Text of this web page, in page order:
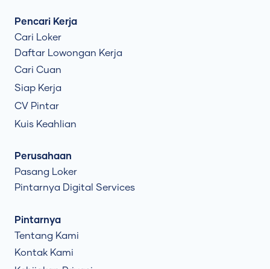
Pencari Kerja
Cari Loker
Daftar Lowongan Kerja
Cari Cuan
Siap Kerja
CV Pintar
Kuis Keahlian
Perusahaan
Pasang Loker
Pintarnya Digital Services
Pintarnya
Tentang Kami
Kontak Kami